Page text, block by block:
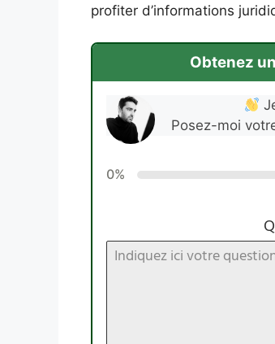
profiter d’informations
Obtenez
Posez-moi
0%